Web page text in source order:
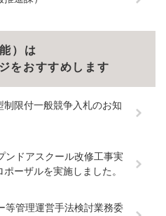
）は
をおすすめします
限付一般競争入札のお知
ンドアスクール改修工事実
ーザルを実施しました。
等管理運営手法検討業務委